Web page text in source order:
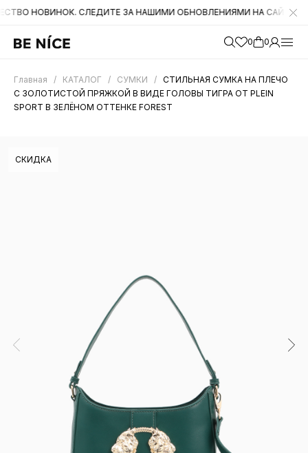
СЛЕДИТЕ ЗА НАШИМИ ОБНОВЛЕНИЯМИ НА САЙТЕ. А
0 0
Главная / КАТАЛОГ / СУМКИ / СТИЛЬНАЯ СУМКА НА ПЛЕЧО
С ЗОЛОТИСТОЙ ПРЯЖКОЙ В ВИДЕ ГОЛОВЫ ТИГРА ОТ PLEIN
SPORT В ЗЕЛЁНОМ ОТТЕНКЕ FOREST
СКИДКА